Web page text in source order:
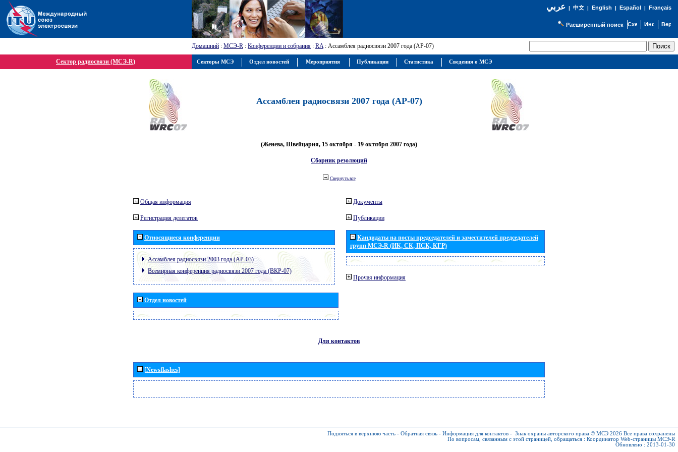
عربي| 中文| English | Español | Français
Расширенный поиск
Домашний : МСЭ-R : Конференции и собрания : RA: Ассамблея радиосвязи 2007 года (АР-07)
Сектор радиосвязи (МСЭ-R)
Ассамблея радиосвязи 2007 года (АР-07)
(Женева, Швейцария, 15 октября - 19 октября 2007 года)
Сборник резолюций
Свернуть все
Общая информация
Регистрация делегатов
Относящиеся конференции
Ассамблея радиосвязи 2003 года (АР-03)
Всемирная конференция радиосвязи 2007 года (ВКР-07)
Отдел новостей
Документы
Публикации
Кандидаты на посты председателей и заместителей председателей
групп МСЭ-R (ИК, СК, ПСК, КГР)
Прочая информация
Для контактов
[Newsflashes]
Подняться в верхнюю часть - Обратная связь - Информация для контактов - Знак охраны авторского права © МСЭ 2026 Все права сохранены
По вопросам, связанным с этой страницей, обращаться : Координатор Web-страницы МСЭ-R
Обновлено : 2013-01-30
Секторы МСЭ Отдел новостей Мероприятия Публикации Статистика Сведения о МСЭ